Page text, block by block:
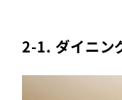
2-1. ダイニン